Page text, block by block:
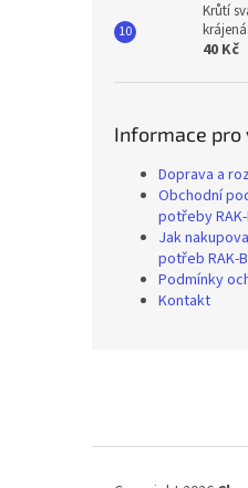
Krůtí
krájená
40 Kč
Informace pro
Doprava a
Obchodní
potřeby
Jak
potřeb RAK-
Podmínky
Kontakt